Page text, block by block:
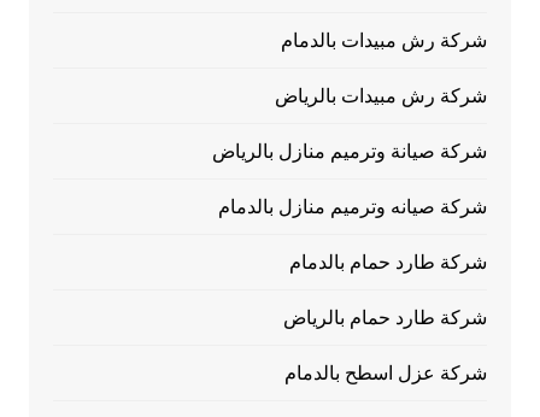
شركة رش مبيدات بالدمام
شركة رش مبيدات بالرياض
شركة صيانة وترميم منازل بالرياض
شركة صيانه وترميم منازل بالدمام
شركة طارد حمام بالدمام
شركة طارد حمام بالرياض
شركة عزل اسطح بالدمام